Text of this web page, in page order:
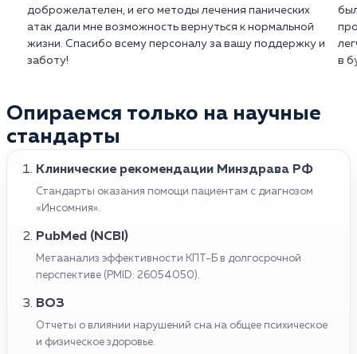
доброжелателен, и его методы лечения панических
атак дали мне возможность вернуться к нормальной
жизни. Спасибо всему персоналу за вашу поддержку и
заботу!
в
Опираемся только на научные
стандарты
Клинические рекомендации Минздрава РФ
Стандарты оказания помощи пациентам с диагнозом
«Инсомния».
PubMed (NCBI)
Метаанализ эффективности КПТ-Б в долгосрочной
перспективе (PMID: 26054050).
ВОЗ
Отчеты о влиянии нарушений сна на общее психическое
и физическое здоровье.